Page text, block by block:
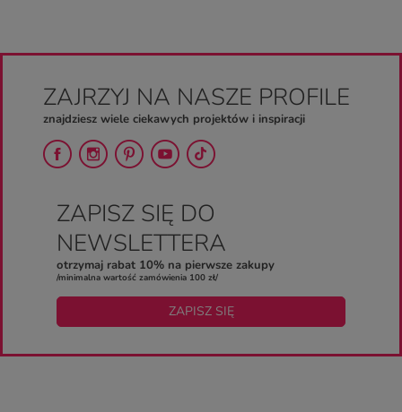
ZAJRZYJ NA NASZE PROFILE
znajdziesz wiele ciekawych projektów i inspiracji
ZAPISZ SIĘ DO
NEWSLETTERA
otrzymaj rabat 10% na pierwsze zakupy
/minimalna wartość zamówienia 100 zł/
ZAPISZ SIĘ